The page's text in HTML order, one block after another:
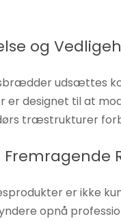
og
udsættes
designet til at
træstrukturer
er ikke
opnå